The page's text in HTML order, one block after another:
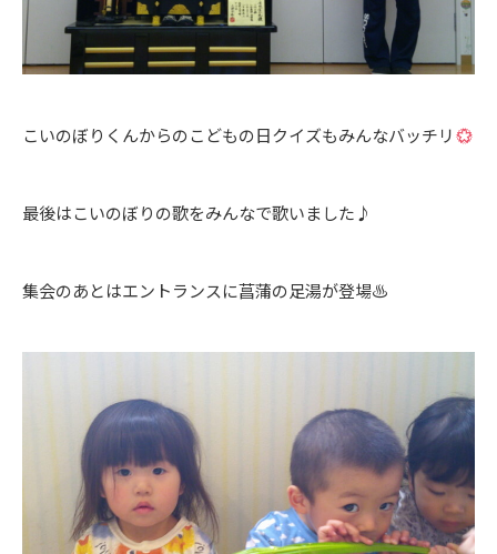
こいのぼりくんからのこどもの日クイズもみんなバッチリ
最後はこいのぼりの歌をみんなで歌いました♪
集会のあとはエントランスに菖蒲の足湯が登場♨